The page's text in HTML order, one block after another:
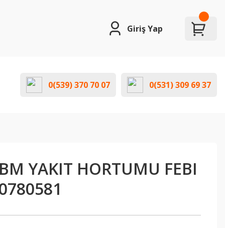
Giriş Yap
0(539) 370 70 07 0(531) 309 69 37
YAKIT HORTUMU FEBI